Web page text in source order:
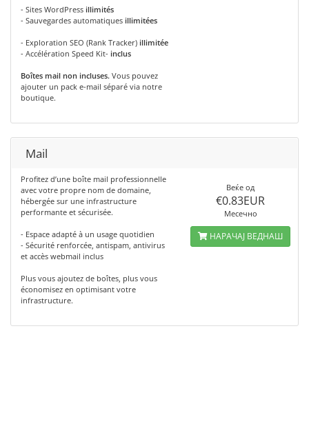
- Sites WordPress illimités
- Sauvegardes automatiques illimitées
- Exploration SEO (Rank Tracker) illimitée
- Accélération Speed Kit- inclus
Boîtes mail non incluses. Vous pouvez
ajouter un pack e-mail séparé via notre
boutique.
Mail
Profitez d’une boîte mail professionnelle
avec votre propre nom de domaine,
hébergée sur une infrastructure
performante et sécurisée.
- Espace adapté à un usage quotidien
- Sécurité renforcée, antispam, antivirus
et accès webmail inclus
Plus vous ajoutez de boîtes, plus vous
économisez en optimisant votre
infrastructure.
Веќе од
€0.83EUR
Месечно
НАРАЧАЈ ВЕДНАШ